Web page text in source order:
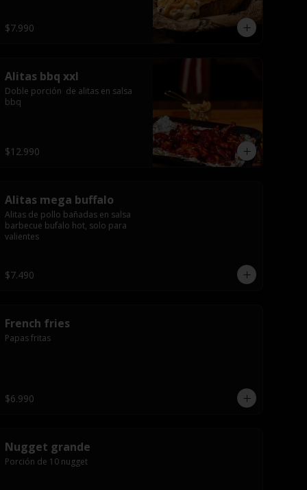
$7.990
Alitas bbq xxl
Doble porción  de alitas en salsa
bbq
$12.990
Alitas mega buffalo
Alitas de pollo bañadas en salsa
barbecue bufalo hot, solo para
valientes
$7.490
French fries
Papas fritas
$6.990
Nugget grande
Porción de 10 nugget